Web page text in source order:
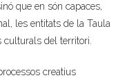
que en són capaces,
les entitats de la Taula
del territori.
creatius